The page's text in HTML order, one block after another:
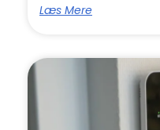
Læs Mere